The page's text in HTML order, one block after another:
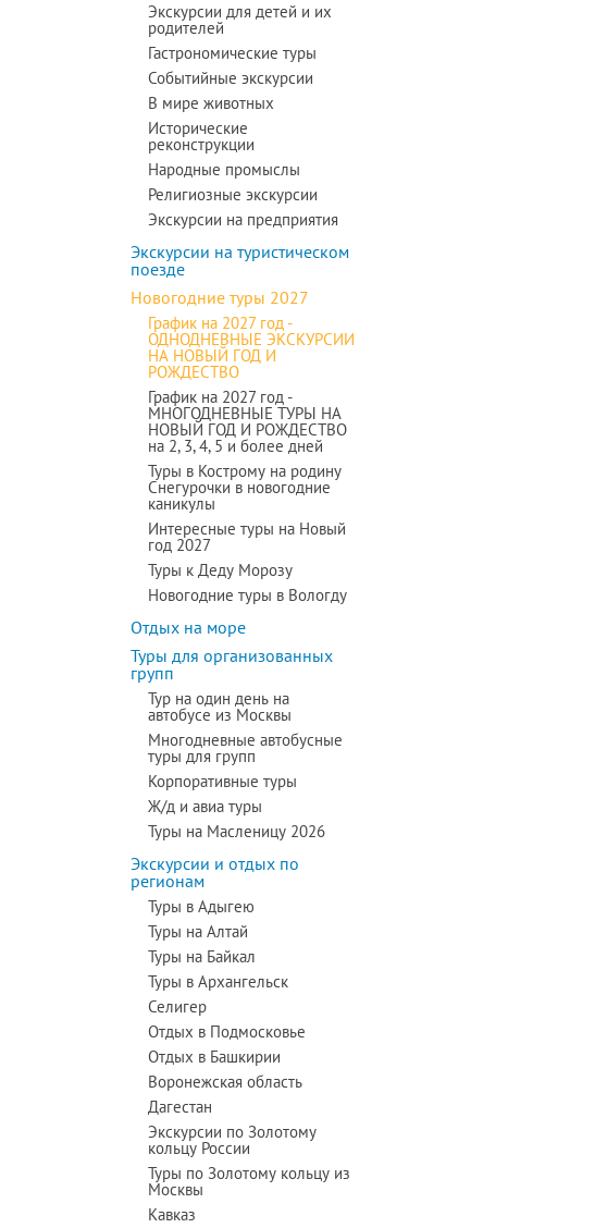
Экскурсии для детей и их
родителей
Гастрономические туры
Событийные экскурсии
В мире животных
Исторические
реконструкции
Народные промыслы
Религиозные экскурсии
Экскурсии на предприятия
Экскурсии на туристическом
поезде
Новогодние туры 2027
График на 2027 год -
ОДНОДНЕВНЫЕ ЭКСКУРСИИ
НА НОВЫЙ ГОД И
РОЖДЕСТВО
График на 2027 год -
МНОГОДНЕВНЫЕ ТУРЫ НА
НОВЫЙ ГОД И РОЖДЕСТВО
на 2, 3, 4, 5 и более дней
Туры в Кострому на родину
Снегурочки в новогодние
каникулы
Интересные туры на Новый
год 2027
Туры к Деду Морозу
Новогодние туры в Вологду
Отдых на море
Туры для организованных
групп
Тур на один день на
автобусе из Москвы
Многодневные автобусные
туры для групп
Корпоративные туры
Ж/д и авиа туры
Туры на Масленицу 2026
Экскурсии и отдых по
регионам
Туры в Адыгею
Туры на Алтай
Туры на Байкал
Туры в Архангельск
Селигер
Отдых в Подмосковье
Отдых в Башкирии
Воронежская область
Дагестан
Экскурсии по Золотому
кольцу России
Туры по Золотому кольцу из
Москвы
Кавказ